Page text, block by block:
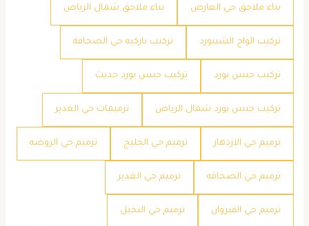
بناء ملاحق حي العارض بناء ملاحق شمال الرياض
تركيب الواح الشيبورد تركيب باركيه حي الصحافة
تركيب جبس بورد تركيب جبس بورد حديث
تركيب جبس بورد شمال الرياض ترميمات حي الغدير
ترميم حي الازدهار ترميم حي الخليج ترميم حي الروضه
ترميم حي الصحافه ترميم حي الغدير
ترميم حي القيروان ترميم حي النخيل